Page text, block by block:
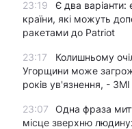
23:19
Є два варіанти:
країни, які можуть
ракетами до Patriot
23:17
Колишньому
Угорщини може
років ув'язнення, - ЗМІ
23:07
Одна фраза
місце зверхню